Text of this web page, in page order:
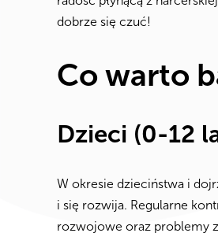
dobrze się czuć!
Co warto
Dzieci (0-12
W okresie dzieciństwa i
i się rozwija. Regularne
rozwojowe oraz problemy